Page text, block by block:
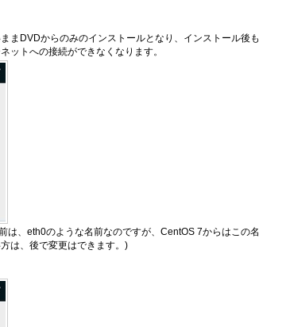
まDVDからのみのインストールとなり、インストール後も
ットへの接続ができなくなります。
は、eth0のような名前なのですが、CentOS 7からはこの名
は、後で変更はできます。)